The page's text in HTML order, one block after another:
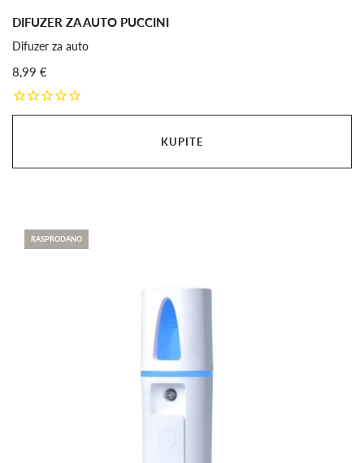
DIFUZER ZA AUTO PUCCINI
Difuzer za auto
8,99 €
KUPITE
RASPRODANO